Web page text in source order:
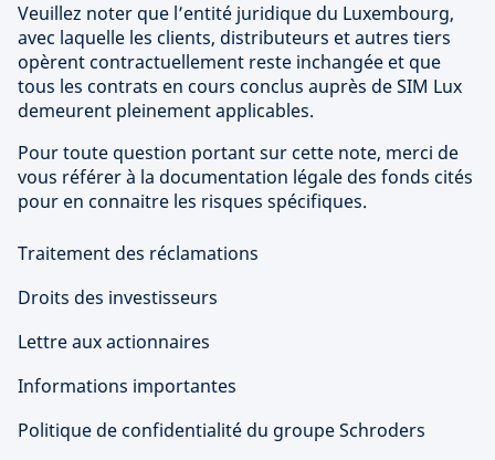
Veuillez noter que l’entité juridique du Luxembourg,
avec laquelle les clients, distributeurs et autres tiers
opèrent contractuellement reste inchangée et que
tous les contrats en cours conclus auprès de SIM Lux
demeurent pleinement applicables.
Pour toute question portant sur cette note, merci de
vous référer à la documentation légale des fonds cités
pour en connaitre les risques spécifiques.
Traitement des réclamations
Droits des investisseurs
Lettre aux actionnaires
Informations importantes
Politique de confidentialité du groupe Schroders